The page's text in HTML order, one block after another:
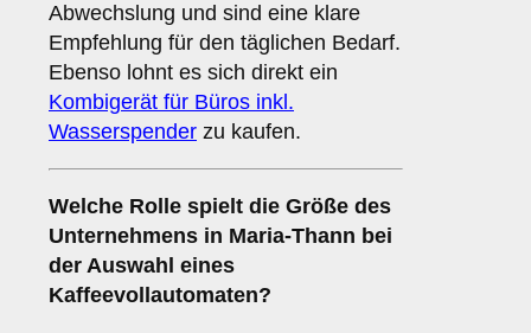
Abwechslung und sind eine klare
Empfehlung für den täglichen Bedarf.
Ebenso lohnt es sich direkt ein
Kombigerät für Büros inkl.
Wasserspender zu kaufen.
Welche Rolle spielt die Größe des
Unternehmens in Maria-Thann bei
der Auswahl eines
Kaffeevollautomaten?